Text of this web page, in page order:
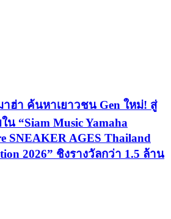
ฮ่า ค้นหาเยาวชน Gen ใหม่! สู่
น “Siam Music Yamaha
SNEAKER AGES Thailand
2026” ชิงรางวัลกว่า 1.5 ล้าน